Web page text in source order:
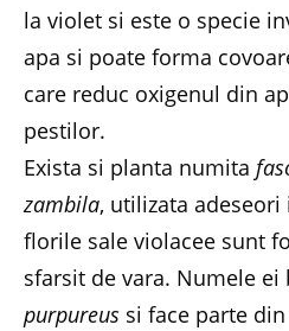
la violet si este o specie
apa si poate forma
care reduc oxigenul din
pestilor.
Exista si planta numita
zambila, utilizata adeseori
florile sale violacee sunt
sfarsit de vara. Numele ei
purpureus si face parte